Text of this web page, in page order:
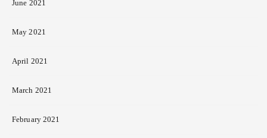
June 2021
May 2021
April 2021
March 2021
February 2021